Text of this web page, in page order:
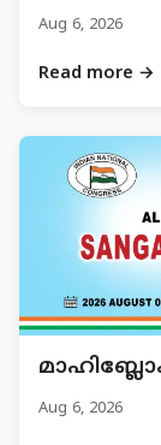
Aug 6, 2026
Read more →
Aug 6, 2026